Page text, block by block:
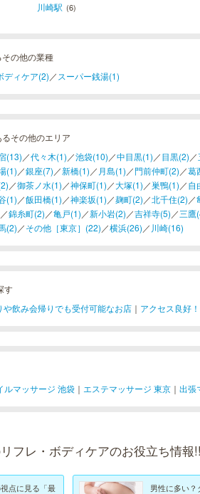
川崎駅 (6)
の他の業種
ディケア(2) ／ スーパー銭湯(1)
その他のエリア
(13) ／代々木(1) ／池袋(10) ／中目黒(1) ／目黒(2) ／
(1) ／銀座(7) ／新橋(1) ／ 月島(1) ／門前仲町(2) ／葛
／御茶ノ水(1) ／神保町(1) ／大塚(1) ／巣鴨(1) ／自
(1) ／飯田橋(1) ／神楽坂(1) ／麹町(2) ／北千住(2) ／
／錦糸町(2) ／亀戸(1) ／新小岩(2) ／吉祥寺(5) ／三鷹
(2) ／その他［東京］(22) ／横浜(26) ／ 川崎(16)
す
飲み会帰りでも受付可能なお店 ｜ アクセス良好
ルマッサージ 池袋 ｜ エステマッサージ 東京 ｜ 出張
リフレ・ボディケアのお役立ち情
点に見る「最
男性に多い？